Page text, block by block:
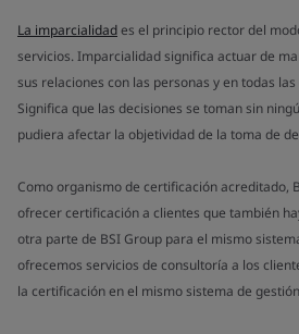
La imparcialidades el principio rector del
servicios. Imparcialidad significa actuar de
sus relaciones con las personas y en todas
Significa que las decisiones se toman sin
pudiera afectar la objetividad de la toma de
Como organismo de certificación acreditado,
ofrecer certificación a clientes que también
otra parte de BSI Group para el mismo
ofrecemos servicios de consultoría a los
la certificación en el mismo sistema de